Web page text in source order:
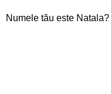
Numele tău este Natala?